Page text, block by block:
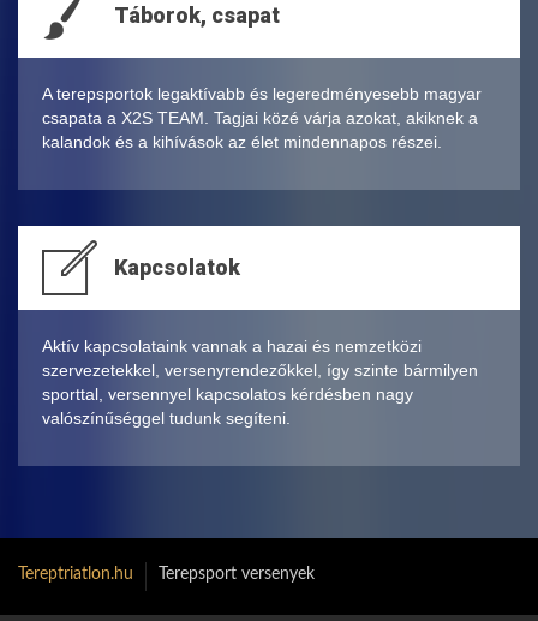
Táborok, csapat
A terepsportok legaktívabb és legeredményesebb magyar
csapata a X2S TEAM. Tagjai közé várja azokat, akiknek a
kalandok és a kihívások az élet mindennapos részei.
Kapcsolatok
Aktív kapcsolataink vannak a hazai és nemzetközi
szervezetekkel, versenyrendezőkkel, így szinte bármilyen
sporttal, versennyel kapcsolatos kérdésben nagy
valószínűséggel tudunk segíteni.
Tereptriatlon.hu Terepsport versenyek